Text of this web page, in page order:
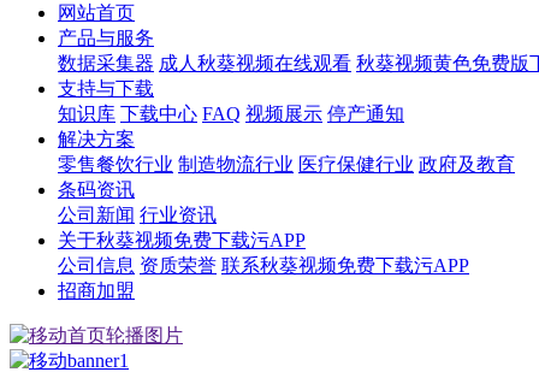
网站首页
产品与服务
数据采集器 成人秋葵视频在线观看 秋葵视频黄色免费版
支持与下载
知识库 下载中心 FAQ 视频展示 停产通知
解决方案
零售餐饮行业 制造物流行业 医疗保健行业 政府及教育
条码资讯
公司新闻 行业资讯
关于秋葵视频免费下载污APP
公司信息 资质荣誉 联系秋葵视频免费下载污APP
招商加盟